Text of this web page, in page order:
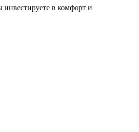
в комфорт и